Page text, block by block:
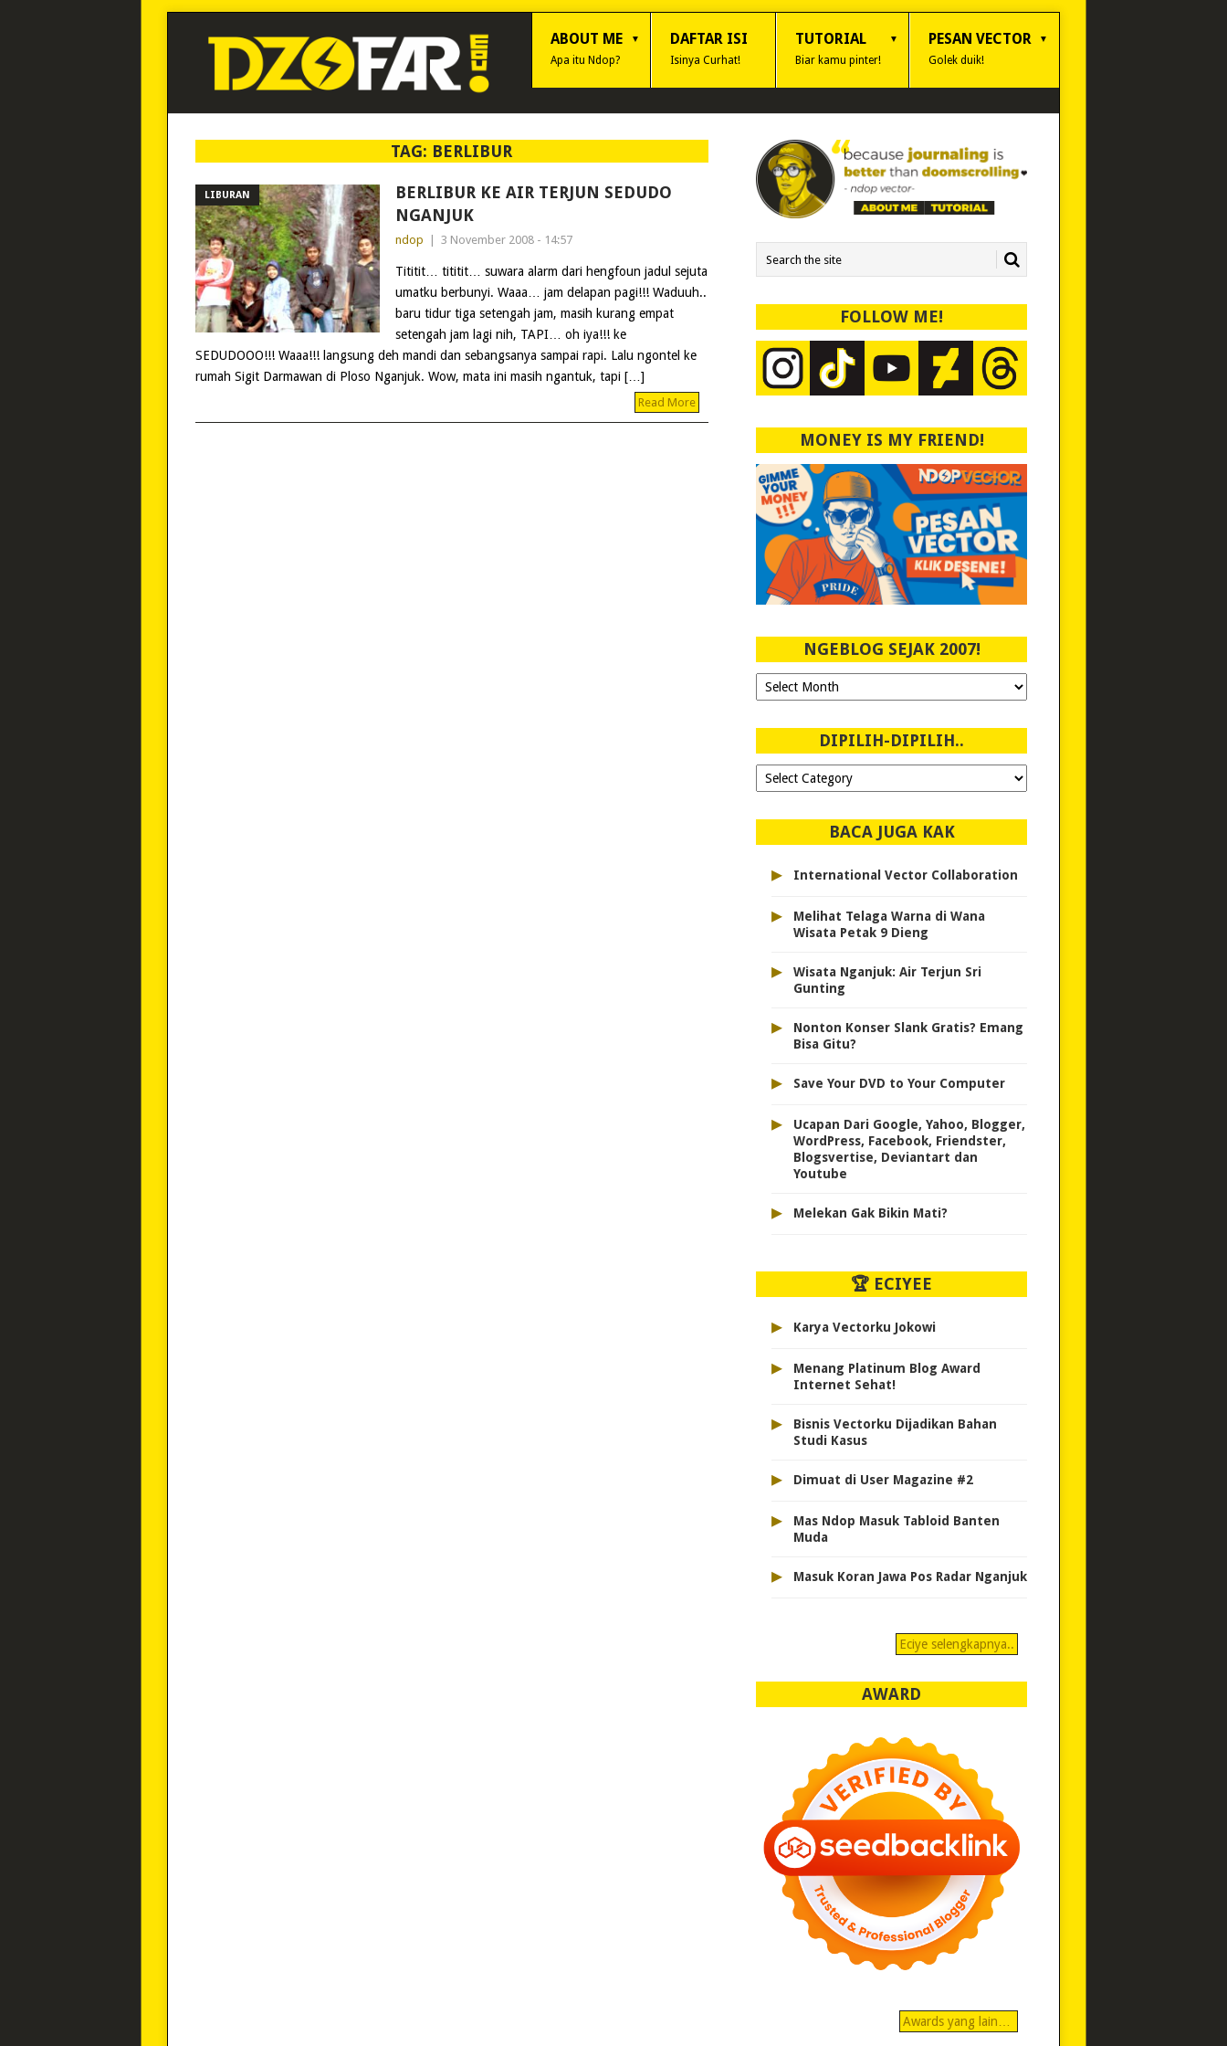
ABOUT ME
Apa itu Ndop?
DAFTAR ISI
Isinya Curhat!
TUTORIAL
Biar kamu pinter!
PESAN VECTOR
Golek duik!
TAG: BERLIBUR
LIBURAN
BERLIBUR KE AIR TERJUN SEDUDO
NGANJUK
ndop 3 November 2008 - 14:57
Tititit… tititit… suwara alarm dari hengfoun jadul sejuta
umatku berbunyi. Waaa… jam delapan pagi!!! Waduuh..
baru tidur tiga setengah jam, masih kurang empat
setengah jam lagi nih, TAPI… oh iya!!! ke
SEDUDOOO!!! Waaa!!! langsung deh mandi dan sebangsanya sampai rapi. Lalu ngontel ke
rumah Sigit Darmawan di Ploso Nganjuk. Wow, mata ini masih ngantuk, tapi […]
Read More
FOLLOW ME!
MONEY IS MY FRIEND!
NGEBLOG SEJAK 2007!
Ngeblog
Sejak
DIPILIH-DIPILIH..
Dipilih-
dipilih..
BACA JUGA KAK
▸ International Vector Collaboration
▸
Melihat Telaga Warna di Wana
Wisata Petak 9 Dieng
▸
Wisata Nganjuk: Air Terjun Sri
Gunting
▸
Nonton Konser Slank Gratis? Emang
Bisa Gitu?
▸ Save Your DVD to Your Computer
▸
Ucapan Dari Google, Yahoo, Blogger,
WordPress, Facebook, Friendster,
Blogsvertise, Deviantart dan
Youtube
▸ Melekan Gak Bikin Mati?
🏆 ECIYEE
▸ Karya Vectorku Jokowi
▸
Menang Platinum Blog Award
Internet Sehat!
▸
Bisnis Vectorku Dijadikan Bahan
Studi Kasus
▸ Dimuat di User Magazine #2
▸
Mas Ndop Masuk Tabloid Banten
Muda
▸ Masuk Koran Jawa Pos Radar Nganjuk
Eciye selengkapnya..
AWARD
Awards yang lain…